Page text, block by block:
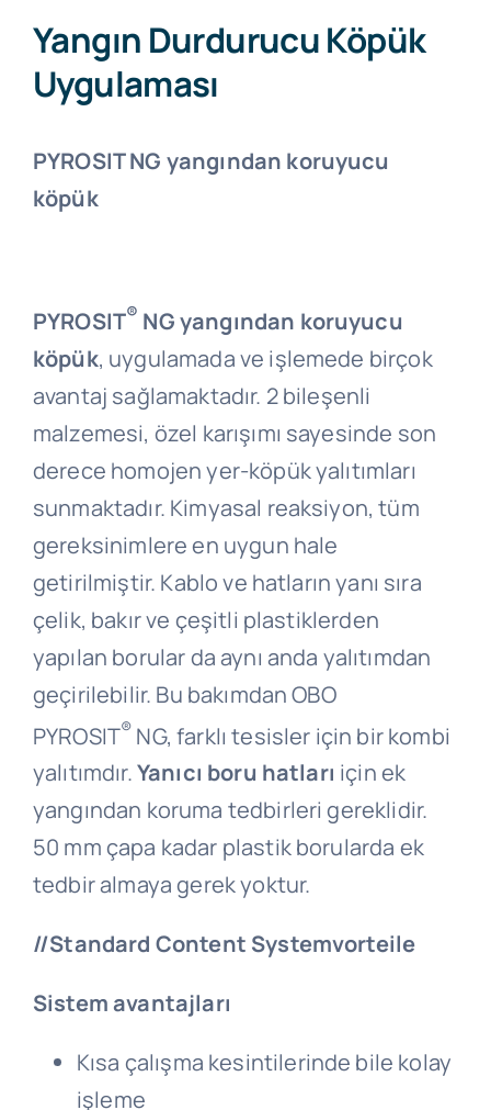
Yangın Durdurucu Köpük
Uygulaması
PYROSIT NG yangından koruyucu
köpük
PYROSIT® NG yangından koruyucu
köpük, uygulamada ve işlemede birçok
avantaj sağlamaktadır. 2 bileşenli
malzemesi, özel karışımı sayesinde son
derece homojen yer-köpük yalıtımları
sunmaktadır. Kimyasal reaksiyon, tüm
gereksinimlere en uygun hale
getirilmiştir. Kablo ve hatların yanı sıra
çelik, bakır ve çeşitli plastiklerden
yapılan borular da aynı anda yalıtımdan
geçirilebilir. Bu bakımdan OBO
PYROSIT® NG, farklı tesisler için bir kombi
yalıtımdır.Yanıcı boru hatları için ek
yangından koruma tedbirleri gereklidir.
50 mm çapa kadar plastik borularda ek
tedbir almaya gerek yoktur.
//Standard Content Systemvorteile
Sistem avantajları
Kısa çalışma kesintilerinde bile kolay
işleme